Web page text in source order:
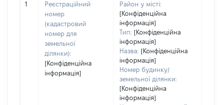
1
Реєстраційний
номер
(кадастровий
номер для
земельної
ділянки):
[Конфіденційна
інформація]
Район у місті:
[Конфіденційна
інформація]
Тип: [Конфіденційна
інформація]
Назва: [Конфіденційна
інформація]
Номер будинку/
земельної ділянки:
[Конфіденційна
інформація]